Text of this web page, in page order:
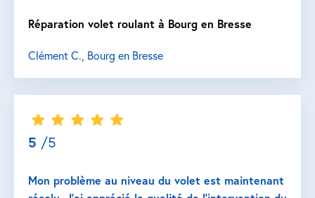
Réparation volet roulant à Bourg en Bresse
Clément C., Bourg en Bresse
5 /5
Mon problème au niveau du volet est maintenant